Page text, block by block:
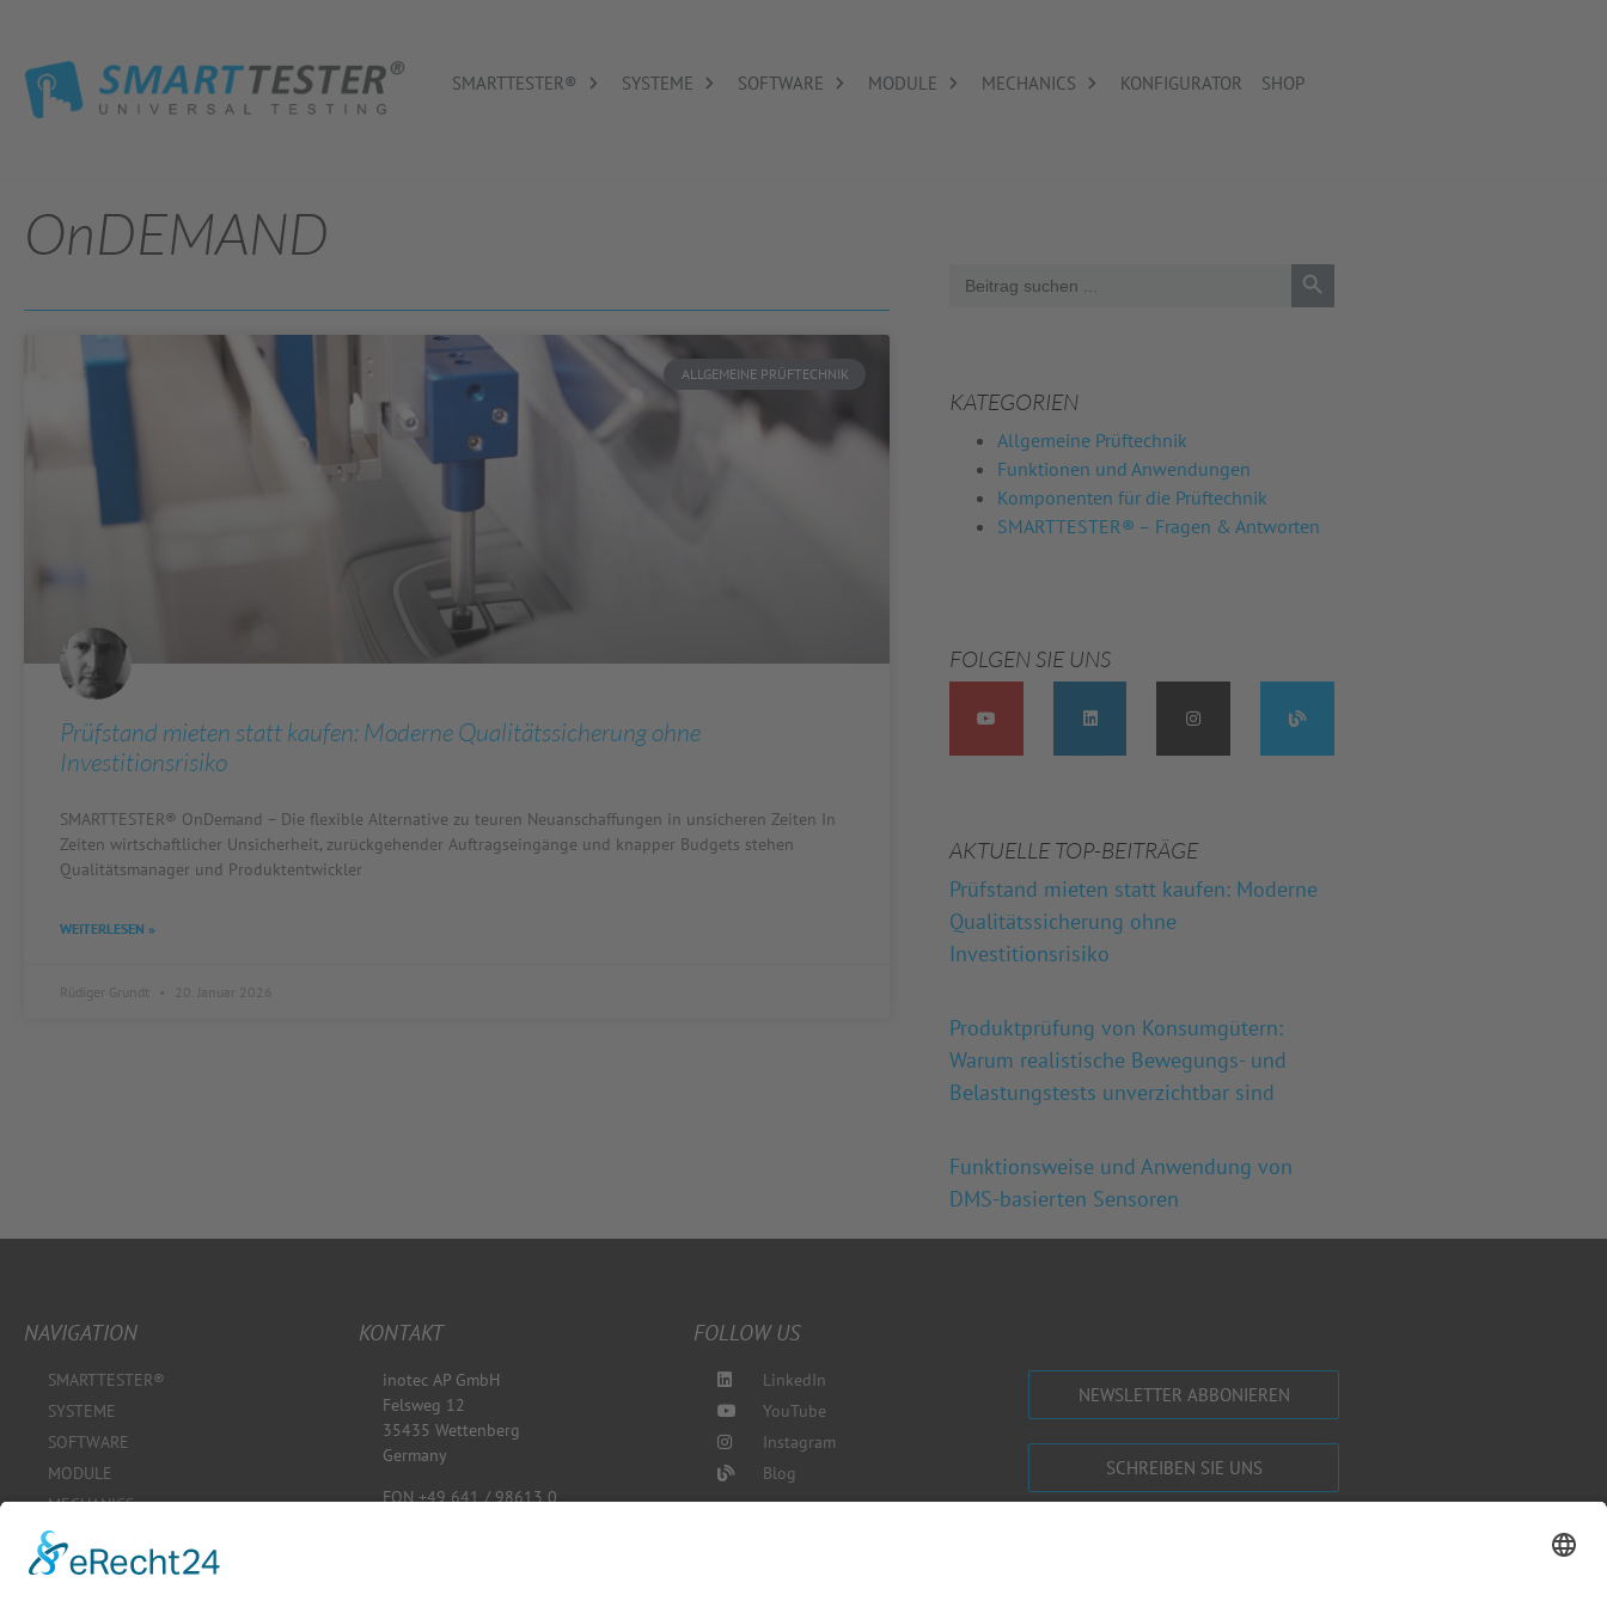
SMARTTESTER® SYSTEME SOFTWARE MODULE MECHANICS KONFIGURATOR SHOP
OnDEMAND
ALLGEMEINE PRÜFTECHNIK
Prüfstand mieten statt kaufen: Moderne Qualitätssicherung ohne
Investitionsrisiko
SMARTTESTER® OnDemand – Die flexible Alternative zu teuren Neuanschaffungen in unsicheren Zeiten In
Zeiten wirtschaftlicher Unsicherheit, zurückgehender Auftragseingänge und knapper Budgets stehen
Qualitätsmanager und Produktentwickler
WEITERLESEN »
Rüdiger Grundt 20. Januar 2026
for:
Search Button
KATEGORIEN
Allgemeine Prüftechnik
Funktionen und Anwendungen
Komponenten für die Prüftechnik
SMARTTESTER® – Fragen & Antworten
FOLGEN SIE UNS
AKTUELLE TOP-BEITRÄGE
Prüfstand mieten statt kaufen: Moderne
Qualitätssicherung ohne
Investitionsrisiko
Produktprüfung von Konsumgütern:
Warum realistische Bewegungs- und
Belastungstests unverzichtbar sind
Funktionsweise und Anwendung von
DMS-basierten Sensoren
NAVIGATION
SMARTTESTER®
SYSTEME
SOFTWARE
MODULE
MECHANICS
OnDEMAND
SHOP
KONTAKT
inotec AP GmbH
Felsweg 12
35435 Wettenberg
Germany
FON +49 641 / 98613 0
FOLLOW US
LinkedIn
YouTube
Instagram
Blog
NEWSLETTER ABBONIEREN
SCHREIBEN SIE UNS